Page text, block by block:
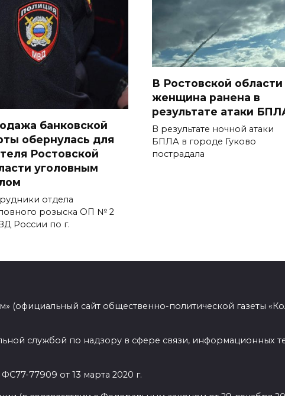
банковской
обернулась для
Ростовской
уголовным
отдела
розыска ОП № 2
России по г.
В Ростовской области
женщина ранена в
результате атаки
В результате ночной атаки
БПЛА в городе Гуково
пострадала
(официальный сайт общественно-политической газеты
службой по надзору в сфере связи, информационных
77909 от 13 марта 2020 г.